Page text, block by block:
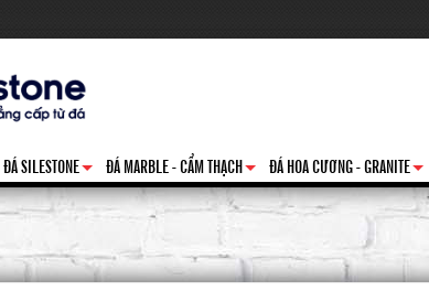
+
ĐÁ SILESTONE
+
ĐÁ MARBLE - CẨM THẠCH
+
ĐÁ HOA CƯƠNG - GRANITE